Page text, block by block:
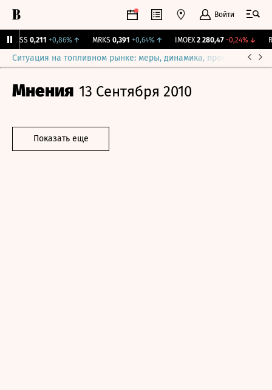
Войти
RGSS 0,211 +0,86%↑ MRKS 0,391 +0,64%↑ IMOEX 2 280,47 -0,24%↓
Ситуация на топливном рынке: меры, динамика, прогнозы
Мнения 13 Сентября 2010
Показать еще